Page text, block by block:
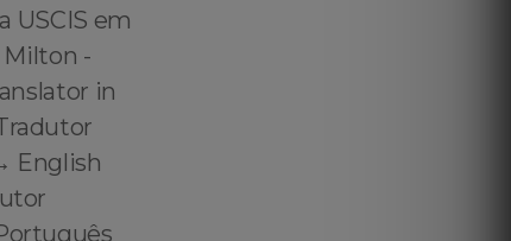
USCIS em
Milton -
in
English